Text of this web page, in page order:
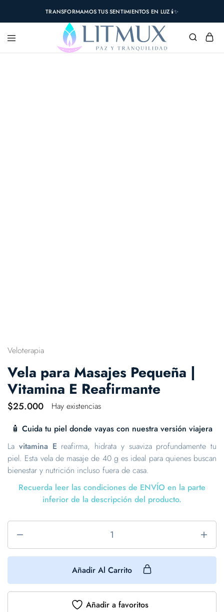
TRANSFORMAMOS TUS SENTIMIENTOS EN LUZ 🕯️✨
Veloterapia
Vela para Masajes Pequeña |
Vitamina E Reafirmante
$25.000
Hay existencias
🧴 Cuida tu piel donde vayas con nuestra versión viajera
La vitamina E reafirma, hidrata y suaviza profundamente tu
piel. Esta vela de masaje de 40 g es ideal para quienes buscan
bienestar y nutrición incluso fuera de casa.
Recuerda leer las condiciones de ENVÍO en la parte
inferior de la descripción del producto.
Añadir Al Carrito
Añadir a favoritos